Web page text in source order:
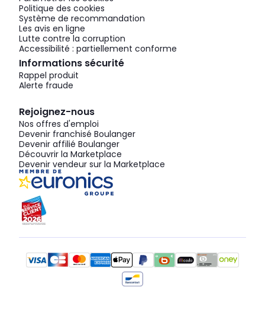
Politique des cookies
Système de recommandation
Les avis en ligne
Lutte contre la corruption
Accessibilité : partiellement conforme
Informations sécurité
Rappel produit
Alerte fraude
Rejoignez-nous
Nos offres d'emploi
Devenir franchisé Boulanger
Devenir affilié Boulanger
Découvrir la Marketplace
Devenir vendeur sur la Marketplace